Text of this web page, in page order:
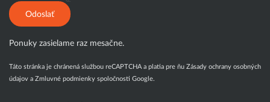
Odoslať
Ponuky zasielame raz mesačne.
Táto stránka je chránená službou reCAPTCHA a platia pre ňu Zásady ochrany osobných
údajov a Zmluvné podmienky spoločnosti Google.